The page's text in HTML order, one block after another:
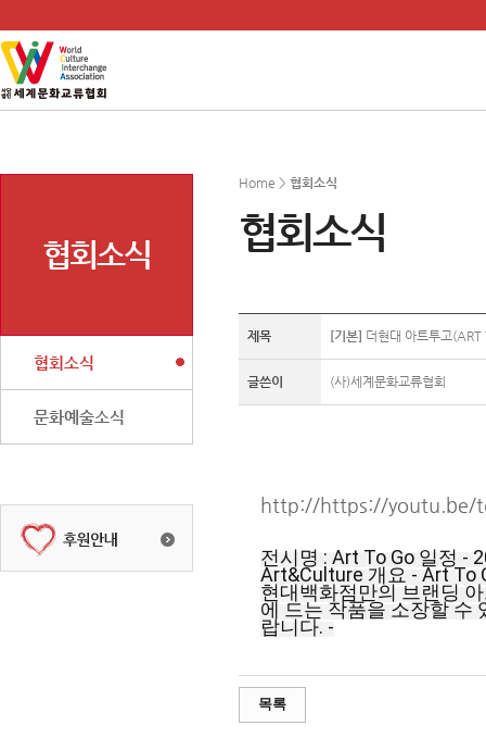
협회소식
협회소식
문화예술소식
Home > 협회소식
협회소식
제목 [기본] 더현대 아트투고
글쓴이 (사)세계문화교류협회
http://https://youtu.be/
전시명 : Art To Go 일정 -
Art&Culture 개요 - Art To
현대백화점만의 브랜딩
에 드는 작품을 소장할 수
랍니다. -
목록